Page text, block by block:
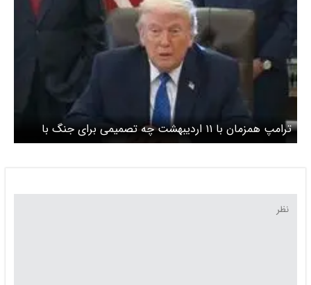
ترامپ همزمان با ۱۱ اردیبهشت چه تصمیمی برای جنگ با
ایران می‌گیرد؟